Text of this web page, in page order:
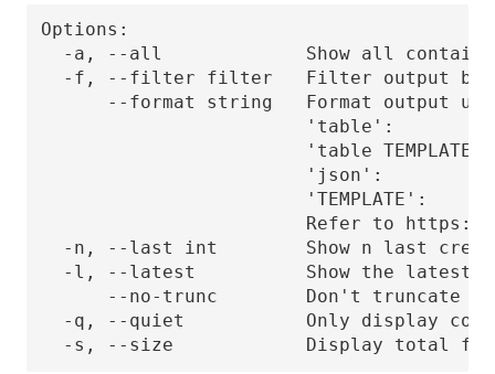
Options:
-a, --all             Show all
-f, --filter filter   Filter output
--format string   Format output
'table':
'table
'json':
'TEMPLATE':
Refer to
-n, --last int        Show n last
-l, --latest          Show the latest
--no-trunc        Don't truncate
-q, --quiet           Only display